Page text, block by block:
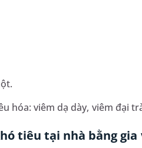
hóa: viêm dạ dày, viêm đại
tiêu tại nhà bằng